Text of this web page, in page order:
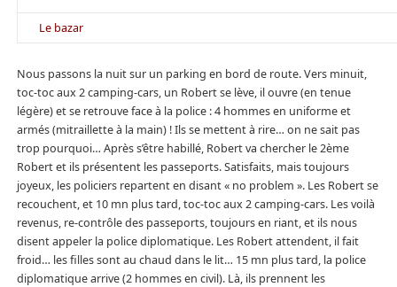
Le bazar
Nous passons la nuit sur un parking en bord de route. Vers minuit,
toc-toc aux 2 camping-cars, un Robert se lève, il ouvre (en tenue
légère) et se retrouve face à la police : 4 hommes en uniforme et
armés (mitraillette à la main) ! Ils se mettent à rire… on ne sait pas
trop pourquoi… Après s’être habillé, Robert va chercher le 2ème
Robert et ils présentent les passeports. Satisfaits, mais toujours
joyeux, les policiers repartent en disant « no problem ». Les Robert se
recouchent, et 10 mn plus tard, toc-toc aux 2 camping-cars. Les voilà
revenus, re-contrôle des passeports, toujours en riant, et ils nous
disent appeler la police diplomatique. Les Robert attendent, il fait
froid… les filles sont au chaud dans le lit… 15 mn plus tard, la police
diplomatique arrive (2 hommes en civil). Là, ils prennent les